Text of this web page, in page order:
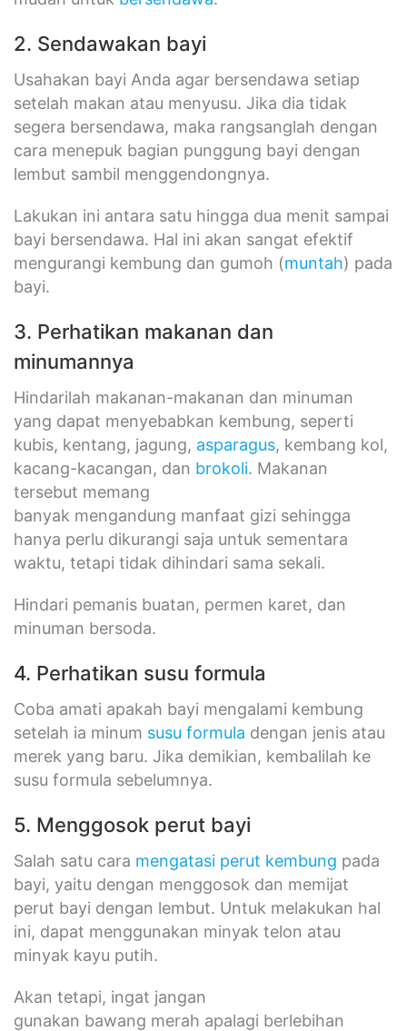
2. Sendawakan bayi
Usahakan bayi Anda agar bersendawa setiap
setelah makan atau menyusu. Jika dia tidak
segera bersendawa, maka rangsanglah dengan
cara menepuk bagian punggung bayi dengan
lembut sambil menggendongnya.
Lakukan ini antara satu hingga dua menit sampai
bayi bersendawa. Hal ini akan sangat efektif
mengurangi kembung dan gumoh (muntah) pada
bayi.
3. Perhatikan makanan dan
minumannya
Hindarilah makanan-makanan dan minuman
yang dapat menyebabkan kembung, seperti
kubis, kentang, jagung, asparagus, kembang kol,
kacang-kacangan, dan brokoli. Makanan
tersebut memang
banyak mengandung manfaat gizi sehingga
hanya perlu dikurangi saja untuk sementara
waktu, tetapi tidak dihindari sama sekali.
Hindari pemanis buatan, permen karet, dan
minuman bersoda.
4. Perhatikan susu formula
Coba amati apakah bayi mengalami kembung
setelah ia minum susu formula dengan jenis atau
merek yang baru. Jika demikian, kembalilah ke
susu formula sebelumnya.
5. Menggosok perut bayi
Salah satu cara mengatasi perut kembung pada
bayi, yaitu dengan menggosok dan memijat
perut bayi dengan lembut. Untuk melakukan hal
ini, dapat menggunakan minyak telon atau
minyak kayu putih.
Akan tetapi, ingat jangan
gunakan bawang merah apalagi berlebihan